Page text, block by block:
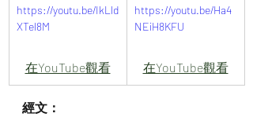
https://youtu.be/IkLld
XTel8M
在YouTube觀看
https://youtu.be/Ha4
NEiH8KFU
在YouTube觀看
經文：